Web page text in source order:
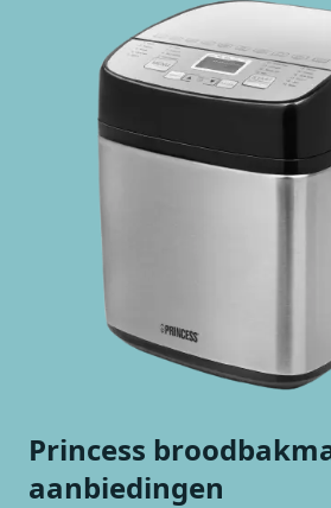
Princess
aanbiedingen